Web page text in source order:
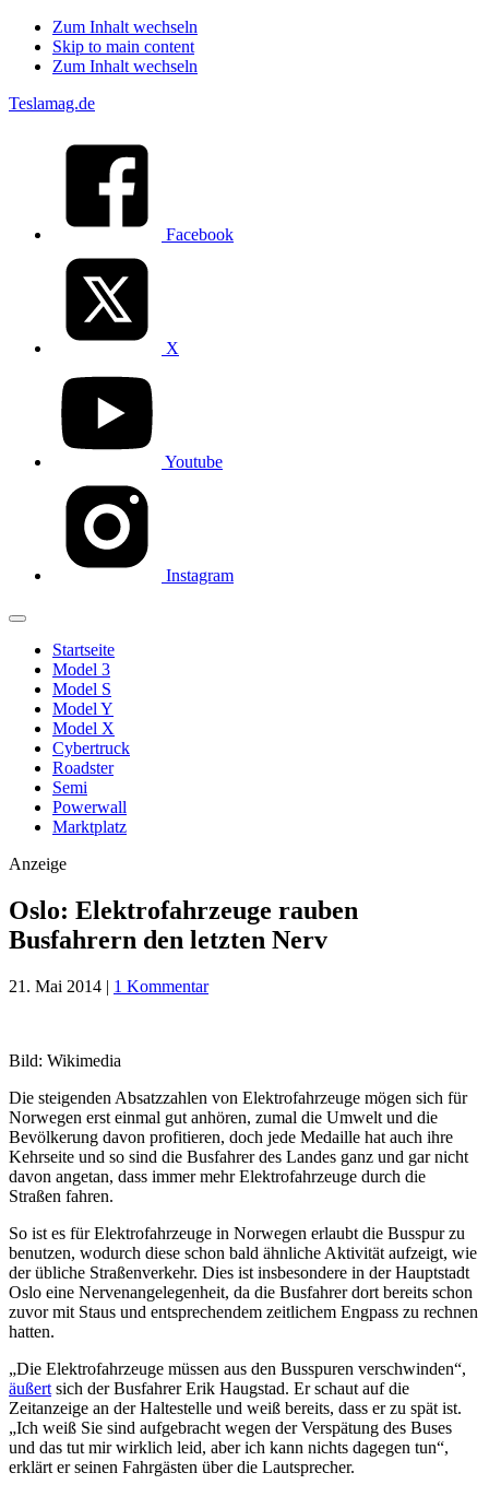
Zum Inhalt wechseln
Skip to main content
Zum Inhalt wechseln
Teslamag.de
Facebook
X
Youtube
Instagram
Startseite
Model 3
Model S
Model Y
Model X
Cybertruck
Roadster
Semi
Powerwall
Marktplatz
Anzeige
Oslo: Elektrofahrzeuge rauben
Busfahrern den letzten Nerv
21. Mai 2014 | 1 Kommentar
Bild: Wikimedia
Die steigenden Absatzzahlen von Elektrofahrzeuge mögen sich für
Norwegen erst einmal gut anhören, zumal die Umwelt und die
Bevölkerung davon profitieren, doch jede Medaille hat auch ihre
Kehrseite und so sind die Busfahrer des Landes ganz und gar nicht
davon angetan, dass immer mehr Elektrofahrzeuge durch die
Straßen fahren.
So ist es für Elektrofahrzeuge in Norwegen erlaubt die Busspur zu
benutzen, wodurch diese schon bald ähnliche Aktivität aufzeigt, wie
der übliche Straßenverkehr. Dies ist insbesondere in der Hauptstadt
Oslo eine Nervenangelegenheit, da die Busfahrer dort bereits schon
zuvor mit Staus und entsprechendem zeitlichem Engpass zu rechnen
hatten.
„Die Elektrofahrzeuge müssen aus den Busspuren verschwinden“,
äußert sich der Busfahrer Erik Haugstad. Er schaut auf die
Zeitanzeige an der Haltestelle und weiß bereits, dass er zu spät ist.
„Ich weiß Sie sind aufgebracht wegen der Verspätung des Buses
und das tut mir wirklich leid, aber ich kann nichts dagegen tun“,
erklärt er seinen Fahrgästen über die Lautsprecher.